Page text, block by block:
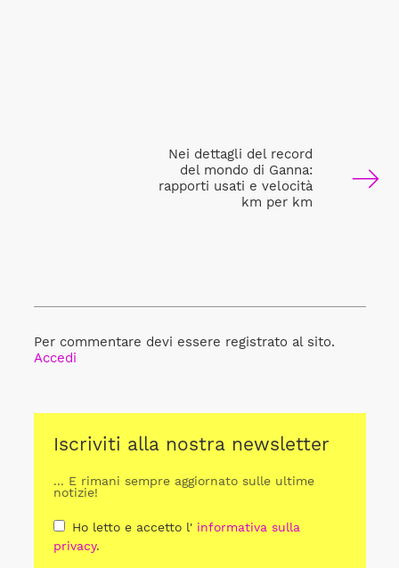
Nei dettagli del record
del mondo di Ganna:
rapporti usati e velocità
km per km
Per commentare devi essere registrato al sito.
Accedi
Iscriviti alla nostra newsletter
... E rimani sempre aggiornato sulle ultime
notizie!
Ho letto e accetto l' informativa sulla
privacy.